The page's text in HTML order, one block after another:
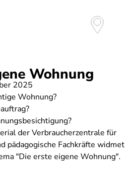
Wohnung
2025
Wohnung?
der Verbraucherzentrale für
pädagogische Fachkräfte widmet
"Die erste eigene Wohnung".